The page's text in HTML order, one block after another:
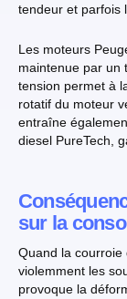
tendeur et parfois
Les moteurs
maintenue par un
tension permet à
rotatif du moteur
entraîne
diesel PureTech,
sur la
Quand la courroie
violemment les
provoque la